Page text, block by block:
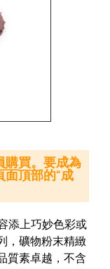
添上巧妙色彩或
，礦物粉末精緻
質素卓越，不含
買。要成為
頂部的“成